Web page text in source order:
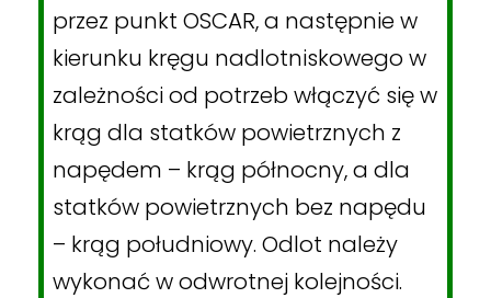
przez punkt OSCAR, a następnie w
kierunku kręgu nadlotniskowego w
zależności od potrzeb włączyć się w
krąg dla statków powietrznych z
napędem – krąg północny, a dla
statków powietrznych bez napędu
– krąg południowy. Odlot należy
wykonać w odwrotnej kolejności.